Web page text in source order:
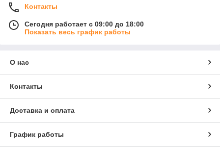
Контакты
Сегодня работает с 09:00 до 18:00
Показать весь график работы
О нас
Контакты
Доставка и оплата
График работы